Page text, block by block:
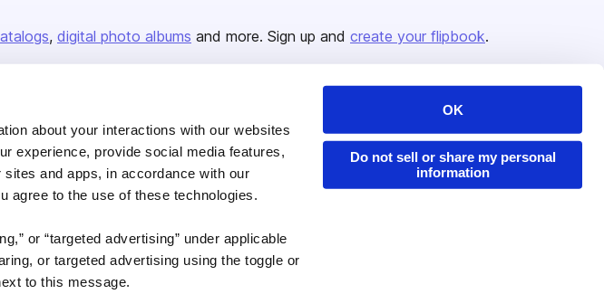
about your interactions with our websites
experience, provide social media features,
and apps, in accordance with our
agree to the use of these technologies.
or “targeted advertising” under applicable
or targeted advertising using the toggle or
to this message.
OK
Do not sell or share my personal
information
digital photo albums and more. Sign up and create your flipbook.
Company
About us
Careers
Press
Contact
Issuu Platform
Content Types
Features
Industries
Developers